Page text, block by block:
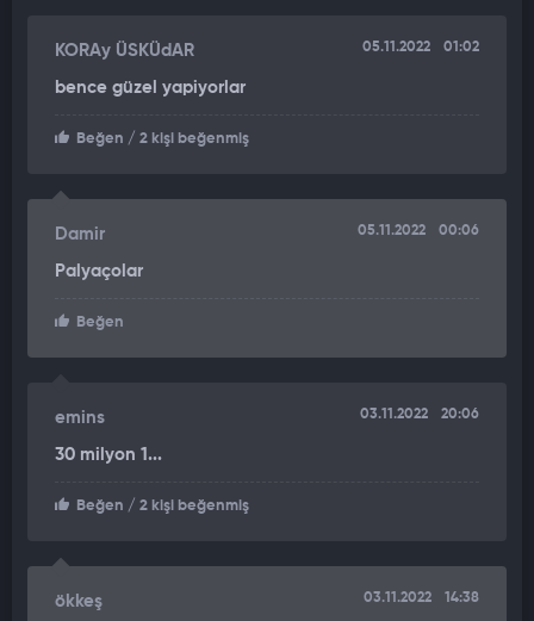
KAPIYI AÇTI, SELAM VERDİ, SEYRETTİ
kapılar açıldı. Rus askerin selam verdikten sonra Putin'i takip
KORAy ÜSKÜdAR 05.11.2022 01:02
bence güzel yapiyorlar
Beğen / 2 kişi beğenmiş
Damir 05.11.2022 00:06
Palyaçolar
Beğen
emins 03.11.2022 20:06
30 milyon 1...
Beğen / 2 kişi beğenmiş
ökkeş 03.11.2022 14:38